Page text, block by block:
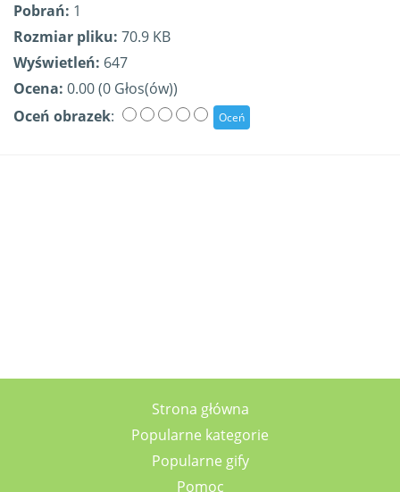
Pobrań: 1
Rozmiar pliku: 70.9 KB
Wyświetleń: 647
Ocena: 0.00 (0 Głos(ów))
Oceń obrazek:
Strona główna
Popularne kategorie
Popularne gify
Pomoc